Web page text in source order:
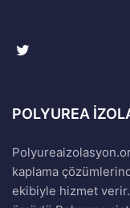
POLYUREA
kaplama
ekibiyle hizmet verir.